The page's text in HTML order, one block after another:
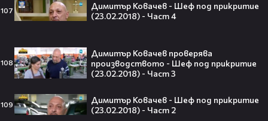
107
Димитър Ковачев - Шеф под прикритие
(23.02.2018) - Част 4
108
Димитър Ковачев проверява
производството - Шеф под прикритие
(23.02.2018) - Част 3
109
Димитър Ковачев - Шеф под прикритие
(23.02.2018) - Част 2
сделката, която разтърси целия
интернет🤑💥
„Game of Thrones“ най-накрая